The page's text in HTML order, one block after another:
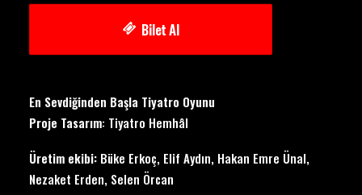
Bilet Al
En Sevdiğinden Başla Tiyatro Oyunu
Proje Tasarım: Tiyatro Hemhâl
Üretim ekibi: Büke Erkoç, Elif Aydın, Hakan Emre Ünal,
Nezaket Erden, Selen Örcan